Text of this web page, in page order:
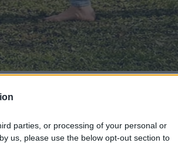
parties, or processing of your personal or
us, please use the below opt-out section to